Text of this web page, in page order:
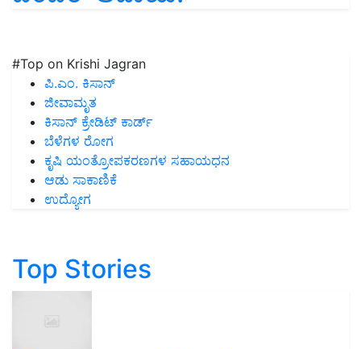
#Top on Krishi Jagran
ಪಿ.ಎಂ. ಕಿಸಾನ್
ಜೀವಾಮೃತ
ಕಿಸಾನ್ ಕ್ರೇಡಿಟ್ ಕಾರ್ಡ್
ಬೆಳೆಗಳ ರೋಗ
ಕೃಷಿ ಯಂತ್ರೋಪಕರಣಗಳ ಸಹಾಯಧನ
ಆಡು ಸಾಕಾಣಿಕೆ
ಉದ್ಯೋಗ
Top Stories